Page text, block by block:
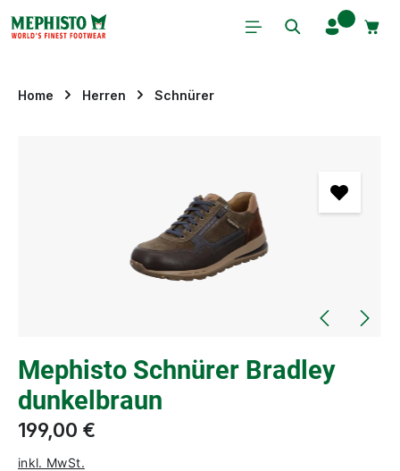
Zum Hauptinhalt springen
Home Herren Schnürer
Mephisto Schnürer Bradley
dunkelbraun
199,00 €
inkl. MwSt.